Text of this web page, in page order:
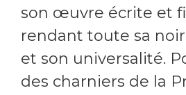
son œuvre écrite et
rendant toute sa
et son universalité.
des charniers de la